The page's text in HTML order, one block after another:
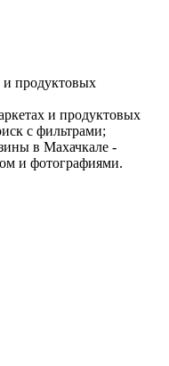
продуктовых
и продуктовых
с фильтрами;
в Махачкале -
и фотографиями.